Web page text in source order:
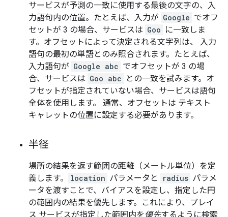
サービスが予測の一致に使用する最後の文字の、入
力語句内の位置。たとえば、入力が Google でオフ
セットが 3 の場合、サービスは Goo に一致しま
す。オフセットによって決定される文字列は、 入力
語句の最初の単語とのみ照合されます。たとえば、
入力語句が Google abc でオフセットが 3 の場
合、サービスは Goo abc
との一致を試みます。オ
フセットが指定されていない場合、サービスは語句
全体を使用します。 通常、オフセットは テキスト
キャレットの位置に設定する必要があります。
半径
場所の結果を返す範囲の距離（メートル単位）を定
義します。
location パラメータと radius パラメ
ータを渡すことで、バイアスを設定し、指定した円
の範囲内の結果を優先します。これにより、プレイ
ス サービスが指定した範囲内を 優先するように検索